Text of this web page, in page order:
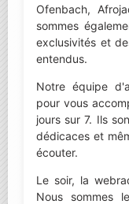
Ofenbach,
sommes
exclusivités et
entendus.
Notre équipe
pour vous
jours sur 7. Ils
dédicaces et
écouter.
Le soir, la
Nous sommes